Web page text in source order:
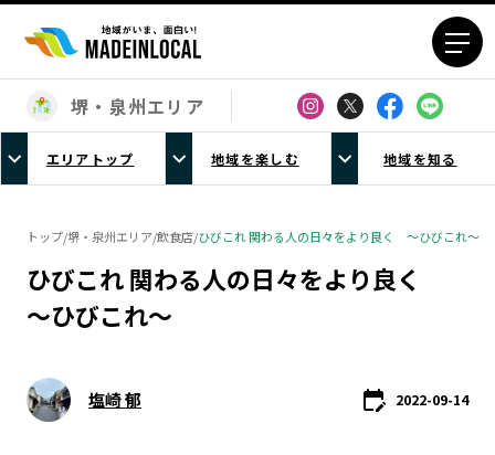
エリアから探す
北海道エリア
青森エリア
秋田エリア
山形エリア
福島エリア
茨城エリア
栃木エリア
東京23区エリア
神奈川エリア
堺・泉州エリア
エリアトップ 地域を楽しむ 地域を知る
トップ/堺・泉州エリア/飲食店/ひびこれ 関わる人の日々をより良く ～ひびこれ～
ひびこれ 関わる人の日々をより良く
～ひびこれ～
塩崎 郁 2022-09-14